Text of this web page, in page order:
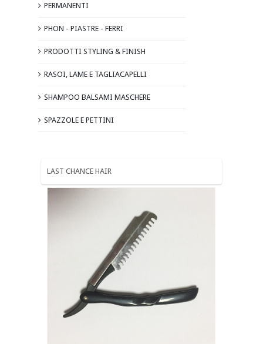
PERMANENTI
PHON - PIASTRE - FERRI
PRODOTTI STYLING & FINISH
RASOI, LAME E TAGLIACAPELLI
SHAMPOO BALSAMI MASCHERE
SPAZZOLE E PETTINI
LAST CHANCE HAIR